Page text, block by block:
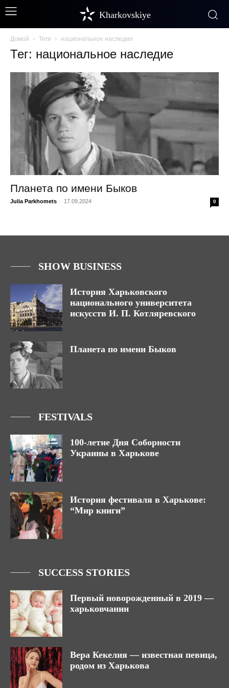
Kharkovskiye
Домой Теги национальное наследие
Тег: национальное наследие
Планета по имени Быков
Julia Parkhomets - 17.09.2024 0
SHOW BUSINESS
История Харьковского
национального университета
искусств И. П. Котляревского
Планета по имени Быков
FESTIVALS
100-летие Дня Соборности
Украины в Харькове
История фестиваля в Харькове:
“Мир книги”
SUCCESS STORIES
Первый новорожденный в 2019 —
харьковчанин
Вера Кекелия — известная певица,
родом из Харькова